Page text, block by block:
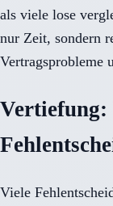
als viele lose
nur Zeit, sondern
Vertragsprobleme
Viele